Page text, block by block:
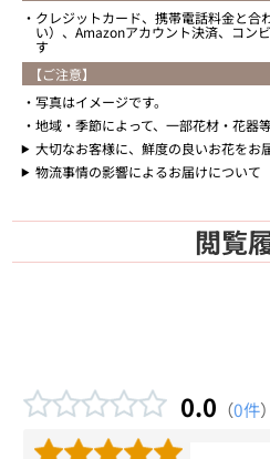
クレジットカード、携帯電話料金と合
い）、Amazonアカウント決済、コ
す
【ご注意】
写真はイメージです。
地域・季節によって、一部花材・花器
大切なお客様に、鮮度の良いお花をお
物流事情の影響によるお届けについて
閲覧
0.0 （0件）